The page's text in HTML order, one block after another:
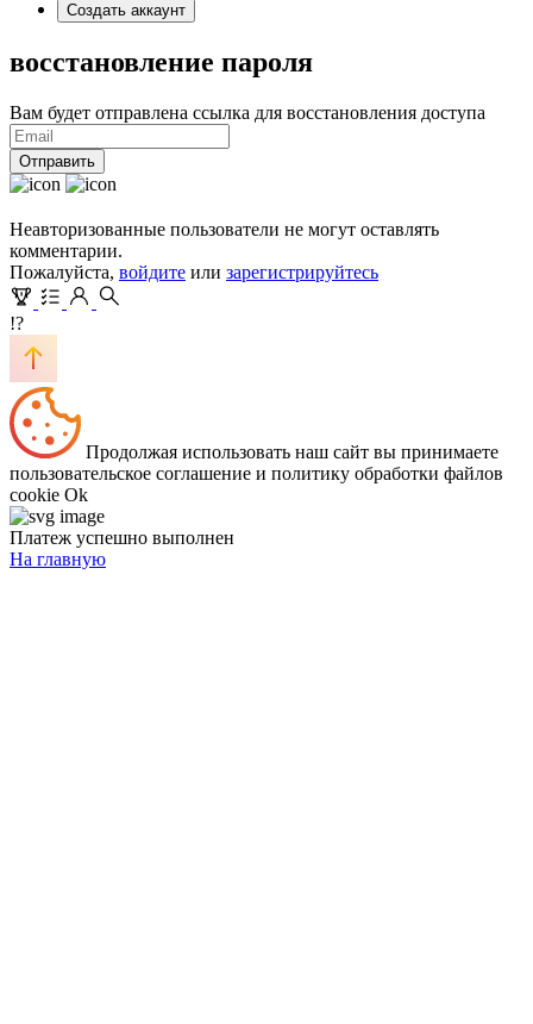
Создать аккаунт
восстановление пароля
Вам будет отправлена ссылка для восстановления доступа
Отправить
Неавторизованные пользователи не могут оставлять
комментарии.
Пожалуйста, войдите или зарегистрируйтесь
!?
Продолжая использовать наш сайт вы принимаете
пользовательское соглашение и политику обработки файлов
cookie Ok
Платеж успешно выполнен
На главную